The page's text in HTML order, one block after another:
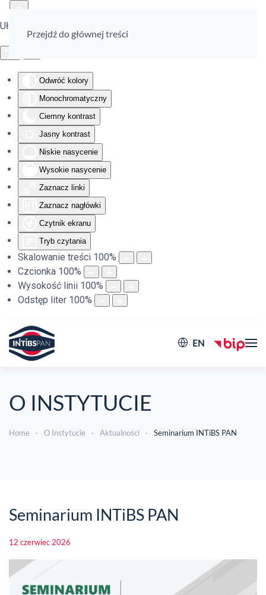
Ułatwienia dostępu
Odwróć kolory
Monochromatyczny
Ciemny kontrast
Jasny kontrast
Niskie nasycenie
Wysokie nasycenie
Zaznacz linki
Zaznacz nagłówki
Czytnik ekranu
Tryb czytania
Skalowanie treści 100%
Czcionka 100%
Wysokość linii 100%
Odstęp liter 100%
Przejdź do głównej treści
EN
O INSTYTUCIE
Home O Instytucie Aktualności Seminarium INTiBS PAN
Seminarium INTiBS PAN
12 czerwiec 2026